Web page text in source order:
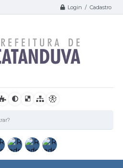
Login / Cadastro